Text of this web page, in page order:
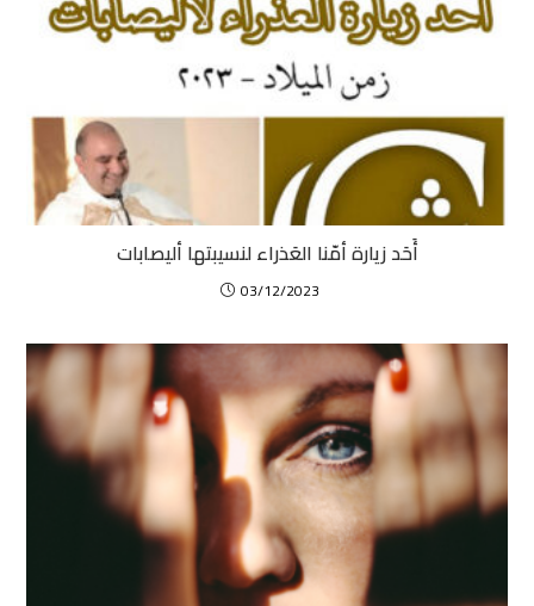
أَحَد زيارة أمّنا العَذراء لنسيبتها أليصابات
03/12/2023